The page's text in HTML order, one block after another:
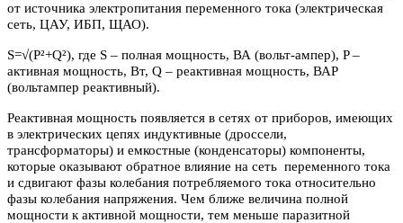
от источника электропитания переменного тока (электрическая
сеть, ЦАУ, ИБП, ЩАО).
S=√(P²+Q²), где S – полная мощность, ВА (вольт-ампер), P –
активная мощность, Вт, Q – реактивная мощность, ВАР
(вольтампер реактивный).
Реактивная мощность появляется в сетях от приборов, имеющих
в электрических цепях индуктивные (дроссели,
трансформаторы) и емкостные (конденсаторы) компоненты,
которые оказывают обратное влияние на сеть переменного тока
и сдвигают фазы колебания потребляемого тока относительно
фазы колебания напряжения. Чем ближе величина полной
мощности к активной мощности, тем меньше паразитной